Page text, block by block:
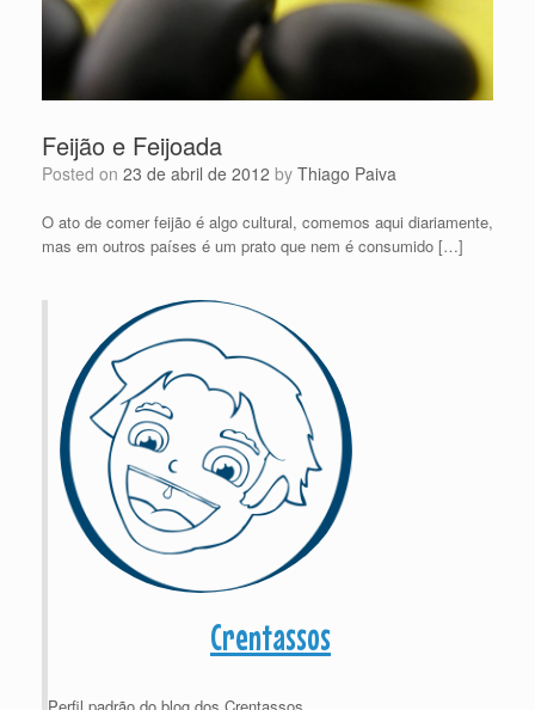
Feijão e Feijoada
Posted on 23 de abril de 2012 by Thiago Paiva
O ato de comer feijão é algo cultural, comemos aqui diariamente,
mas em outros países é um prato que nem é consumido […]
Crentassos
Perfil padrão do blog dos Crentassos.